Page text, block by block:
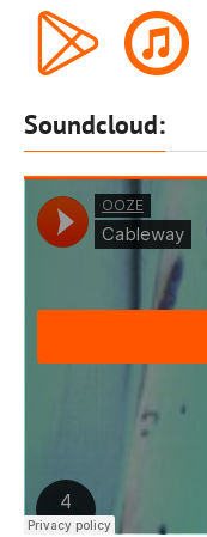
Soundcloud: